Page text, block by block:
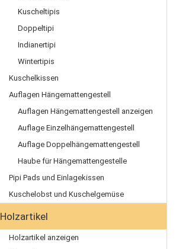
Kuscheltipis
Doppeltipi
Indianertipi
Wintertipis
Kuschelkissen
Auflagen Hängemattengestell
Auflagen Hängemattengestell anzeigen
Auflage Einzelhängemattengestell
Auflage Doppelhängemattengestell
Haube für Hängemattengestelle
Pipi Pads und Einlagekissen
Kuschelobst und Kuschelgemüse
Holzartikel
Holzartikel anzeigen